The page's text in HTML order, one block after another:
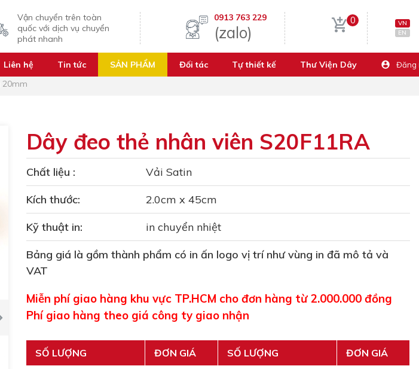
Vận chuyển trên toàn
quốc với dịch vụ chuyển
phát nhanh
0913 763 229
(zalo)
0
VN
EN
Liên hệ Tin tức SẢN PHẨM Đối tác Tự thiết kế Thư Viện Dây Đăng
20mm
Dây đeo thẻ nhân viên S20F11RA
Chất liệu :
Vải Satin
Kích thước:
2.0cm x 45cm
Kỹ thuật in:
in chuyển nhiệt
Bảng giá là gồm thành phẩm có in ấn logo vị trí như vùng in đã mô tả và
VAT
Miễn phí giao hàng khu vực TP.HCM cho đơn hàng từ 2.000.000 đồng
Phí giao hàng theo giá công ty giao nhận
SỐ LƯỢNG ĐƠN GIÁ SỐ LƯỢNG ĐƠN GIÁ